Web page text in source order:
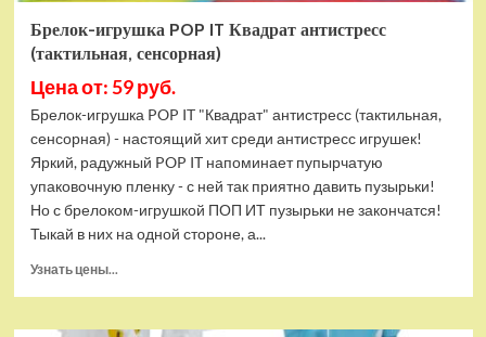
Брелок-игрушка POP IT Квадрат антистресс
(тактильная, сенсорная)
Цена от: 59 руб.
Брелок-игрушка POP IT "Квадрат" антистресс (тактильная,
сенсорная) - настоящий хит среди антистресс игрушек!
Яркий, радужный POP IT напоминает пупырчатую
упаковочную пленку - с ней так приятно давить пузырьки!
Но с брелоком-игрушкой ПОП ИТ пузырьки не закончатся!
Тыкай в них на одной стороне, а...
Узнать цены...
Брелок-